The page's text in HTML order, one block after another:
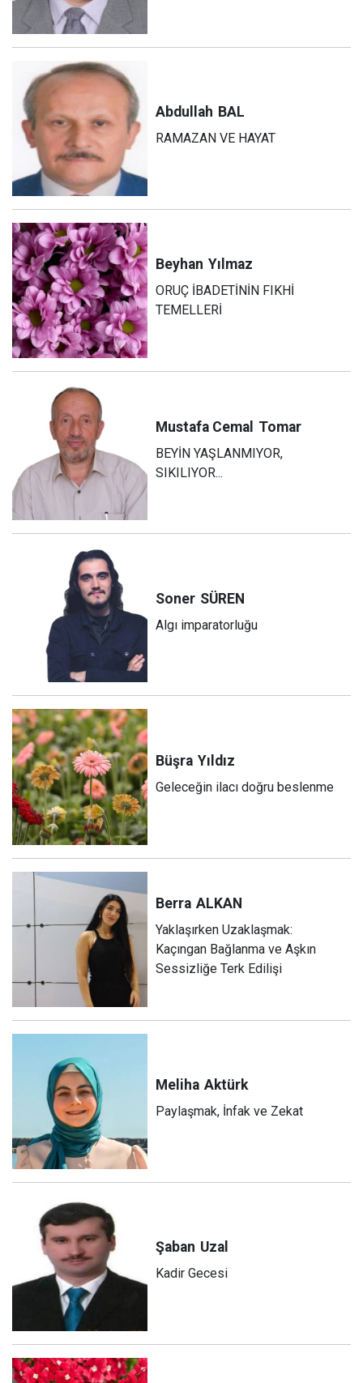
Abdullah BAL
RAMAZAN VE HAYAT
Beyhan Yılmaz
ORUÇ İBADETİNİN FIKHİ
TEMELLERİ
Mustafa Cemal Tomar
BEYİN YAŞLANMIYOR,
SIKILIYOR...
Soner SÜREN
Algı imparatorluğu
Büşra Yıldız
Geleceğin ilacı doğru beslenme
Berra ALKAN
Yaklaşırken Uzaklaşmak:
Kaçıngan Bağlanma ve Aşkın
Sessizliğe Terk Edilişi
Meliha Aktürk
Paylaşmak, İnfak ve Zekat
Şaban Uzal
Kadir Gecesi